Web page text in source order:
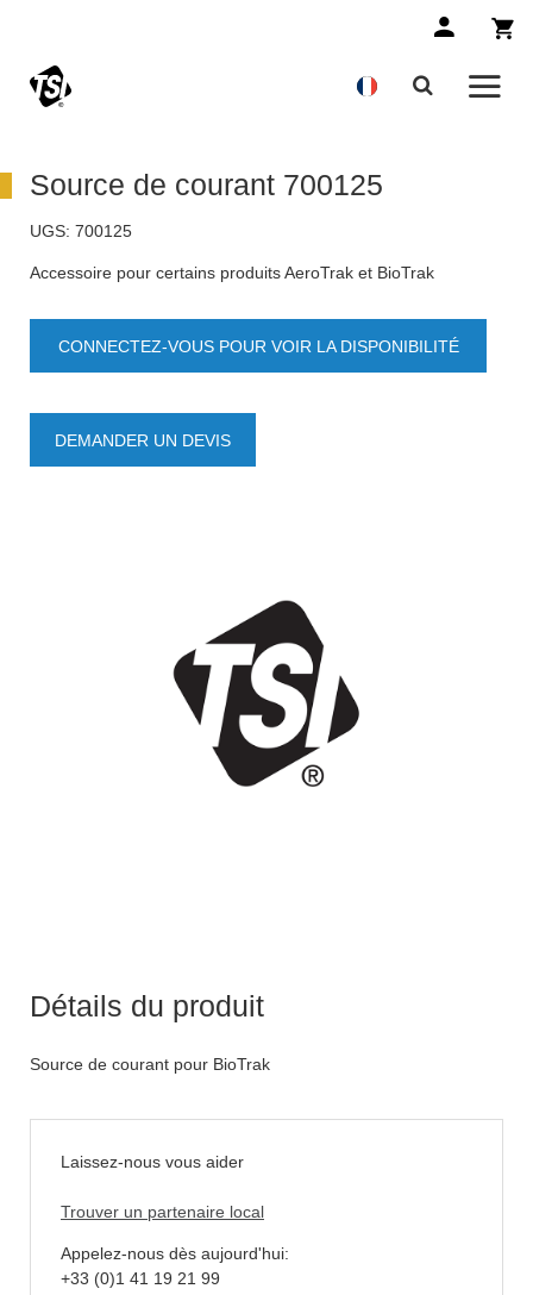
Source de courant 700125
UGS: 700125
Accessoire pour certains produits AeroTrak et BioTrak
CONNECTEZ-VOUS POUR VOIR LA DISPONIBILITÉ
DEMANDER UN DEVIS
Détails du produit
Source de courant pour BioTrak
Laissez-nous vous aider
Trouver un partenaire local
Appelez-nous dès aujourd'hui:
+33 (0)1 41 19 21 99